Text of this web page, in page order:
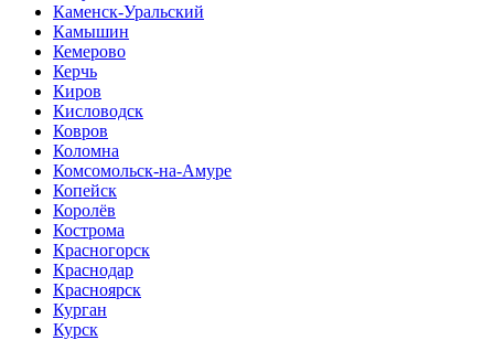
Каменск-Уральский
Камышин
Кемерово
Керчь
Киров
Кисловодск
Ковров
Коломна
Комсомольск-на-Амуре
Копейск
Королёв
Кострома
Красногорск
Краснодар
Красноярск
Курган
Курск